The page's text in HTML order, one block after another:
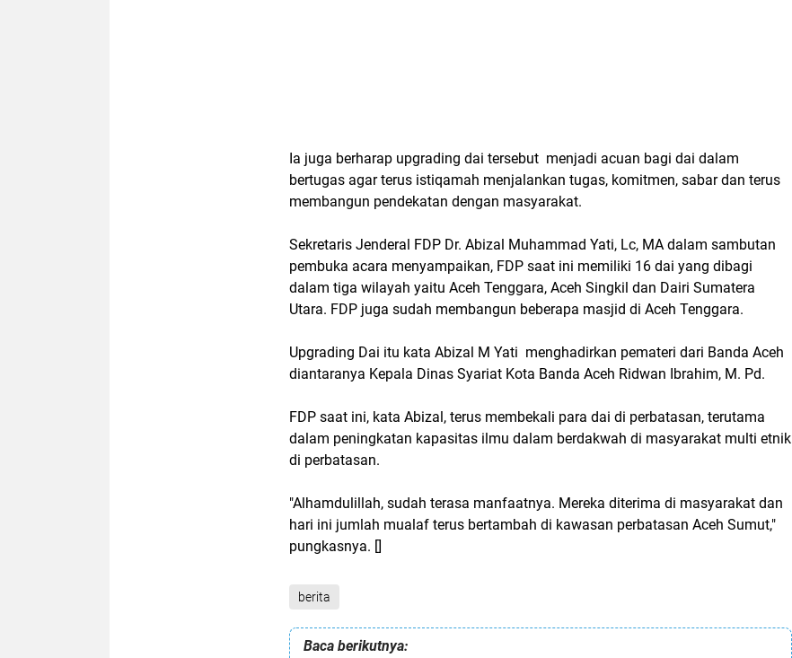
Ia juga berharap upgrading dai tersebut menjadi acuan bagi dai dalam
bertugas agar terus istiqamah menjalankan tugas, komitmen, sabar dan terus
membangun pendekatan dengan masyarakat.
Sekretaris Jenderal FDP Dr. Abizal Muhammad Yati, Lc, MA dalam sambutan
pembuka acara menyampaikan, FDP saat ini memiliki 16 dai yang dibagi
dalam tiga wilayah yaitu Aceh Tenggara, Aceh Singkil dan Dairi Sumatera
Utara. FDP juga sudah membangun beberapa masjid di Aceh Tenggara.
Upgrading Dai itu kata Abizal M Yati menghadirkan pemateri dari Banda Aceh
diantaranya Kepala Dinas Syariat Kota Banda Aceh Ridwan Ibrahim, M. Pd.
FDP saat ini, kata Abizal, terus membekali para dai di perbatasan, terutama
dalam peningkatan kapasitas ilmu dalam berdakwah di masyarakat multi etnik
di perbatasan.
"Alhamdulillah, sudah terasa manfaatnya. Mereka diterima di masyarakat dan
hari ini jumlah mualaf terus bertambah di kawasan perbatasan Aceh Sumut,"
pungkasnya. []
berita
Baca berikutnya: